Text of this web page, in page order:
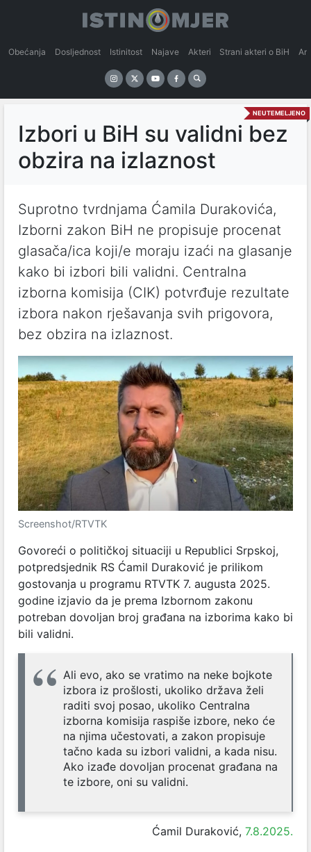
Obećanja Dosljednost Istinitost Najave Akteri Strani akteri o BiH
NEUTEMELJENO
Izbori u BiH su validni bez
obzira na izlaznost
Suprotno tvrdnjama Ćamila Durakovića,
Izborni zakon BiH ne propisuje procenat
glasača/ica koji/e moraju izaći na glasanje
kako bi izbori bili validni. Centralna
izborna komisija (CIK) potvrđuje rezultate
izbora nakon rješavanja svih prigovora,
bez obzira na izlaznost.
Screenshot/RTVTK
Govoreći o političkoj situaciji u Republici Srpskoj,
potpredsjednik RS Ćamil Duraković je prilikom
gostovanja u programu RTVTK 7. augusta 2025.
godine izjavio da je prema Izbornom zakonu
potreban dovoljan broj građana na izborima kako bi
bili validni.
Ali evo, ako se vratimo na neke bojkote
izbora iz prošlosti, ukoliko država želi
raditi svoj posao, ukoliko Centralna
izborna komisija raspiše izbore, neko će
na njima učestovati, a zakon propisuje
tačno kada su izbori validni, a kada nisu.
Ako izađe dovoljan procenat građana na
te izbore, oni su validni.
Ćamil Duraković, 7.8.2025.